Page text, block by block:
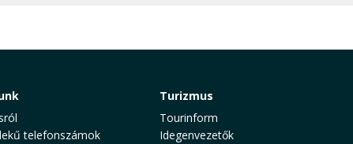
telefonszámok
Turizmus
Tourinform
Idegenvezetők